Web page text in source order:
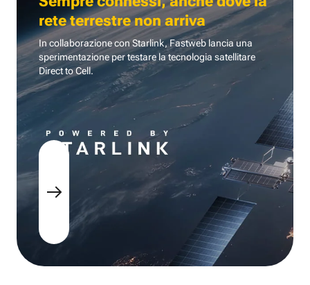
rete terrestre non arriva
In collaborazione con Starlink, Fastweb lancia una
sperimentazione per testare la tecnologia satellitare
Direct to Cell.